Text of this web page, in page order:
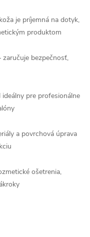
je príjemná na dotyk,
produktom
zaručuje bezpečnosť,
ideálny pre profesionálne
a povrchová úprava
ošetrenia,